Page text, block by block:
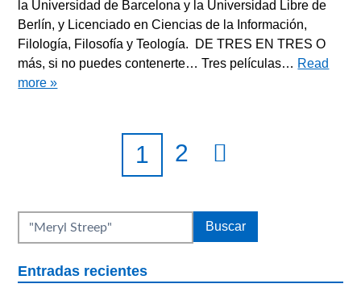
la Universidad de Barcelona y la Universidad Libre de
Berlín, y Licenciado en Ciencias de la Información,
Filología, Filosofía y Teología. DE TRES EN TRES O
más, si no puedes contenerte… Tres películas… Read
more »
1 2
Entradas recientes